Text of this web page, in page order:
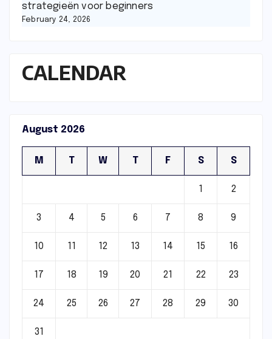
strategieën voor beginners
February 24, 2026
CALENDAR
August 2026
M T W T F S S
1 2
3 4 5 6 7 8 9
10 11 12 13 14 15 16
17 18 19 20 21 22 23
24 25 26 27 28 29 30
31